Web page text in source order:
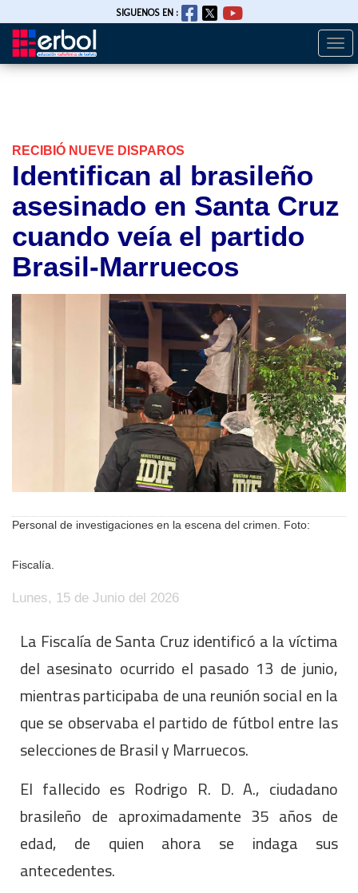
Pasar
SIGUENOS EN :
RECIBIÓ NUEVE DISPAROS
Identifican al brasileño
asesinado en Santa Cruz
cuando veía el partido
Brasil-Marruecos
Personal de investigaciones en la escena del crimen. Foto:
Fiscalía.
Lunes, 15 de Junio del 2026
La Fiscalía de Santa Cruz identificó a la víctima
del asesinato ocurrido el pasado 13 de junio,
mientras participaba de una reunión social en la
que se observaba el partido de fútbol entre las
selecciones de Brasil y Marruecos.
El fallecido es Rodrigo R. D. A., ciudadano
brasileño de aproximadamente 35 años de
edad, de quien ahora se indaga sus
antecedentes.